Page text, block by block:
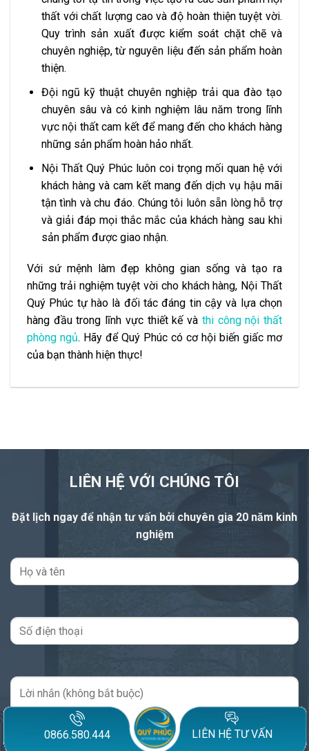
thất với chất lượng cao và độ hoàn thiện tuyệt vời.
Quy trình sản xuất được kiểm soát chặt chẽ và
chuyên nghiệp, từ nguyên liệu đến sản phẩm hoàn
thiện.
Đội ngũ kỹ thuật chuyên nghiệp trải qua đào tạo
chuyên sâu và có kinh nghiệm lâu năm trong lĩnh
vực nội thất cam kết để mang đến cho khách hàng
những sản phẩm hoàn hảo nhất.
Nội Thất Quý Phúc luôn coi trọng mối quan hệ với
khách hàng và cam kết mang đến dịch vụ hậu mãi
tận tình và chu đáo. Chúng tôi luôn sẵn lòng hỗ trợ
và giải đáp mọi thắc mắc của khách hàng sau khi
sản phẩm được giao nhận.
Với sứ mệnh làm đẹp không gian sống và tạo ra
những trải nghiệm tuyệt vời cho khách hàng, Nội Thất
Quý Phúc tự hào là đối tác đáng tin cậy và lựa chọn
hàng đầu trong lĩnh vực thiết kế và thi công nội thất
phòng ngủ. Hãy để Quý Phúc có cơ hội biến giấc mơ
của bạn thành hiện thực!
LIÊN HỆ VỚI CHÚNG TÔI
Đặt lịch ngay để nhận tư vấn bởi chuyên gia 20 năm kinh
nghiệm
0866.580.444 LIÊN HỆ TƯ VẤN